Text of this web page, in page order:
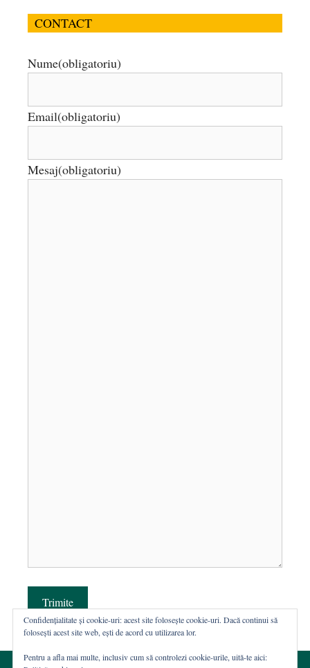
CONTACT
Nume(obligatoriu)
Email(obligatoriu)
Mesaj(obligatoriu)
Trimite
Confidențialitate și cookie-uri: acest site folosește cookie-uri. Dacă continui să
folosești acest site web, ești de acord cu utilizarea lor.
Pentru a afla mai multe, inclusiv cum să controlezi cookie-urile, uită-te aici: